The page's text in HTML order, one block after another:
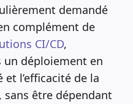
demandé
complément de
CI/CD,
déploiement en
l’efficacité de la
sans être dépendant